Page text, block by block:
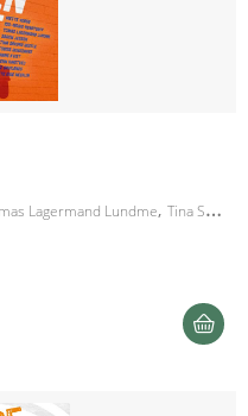
Lagermand Lundme Tina Sakura Bestle